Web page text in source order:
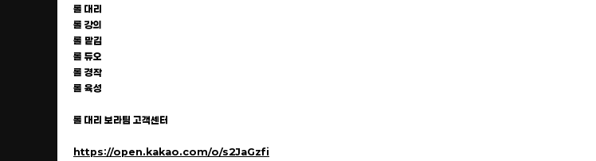
롤 대리
롤 강의
롤 맡김
롤 듀오
롤 경작
롤 육성
롤 대리 보라팀 고객센터
https://open.kakao.com/o/s2JaGzfi